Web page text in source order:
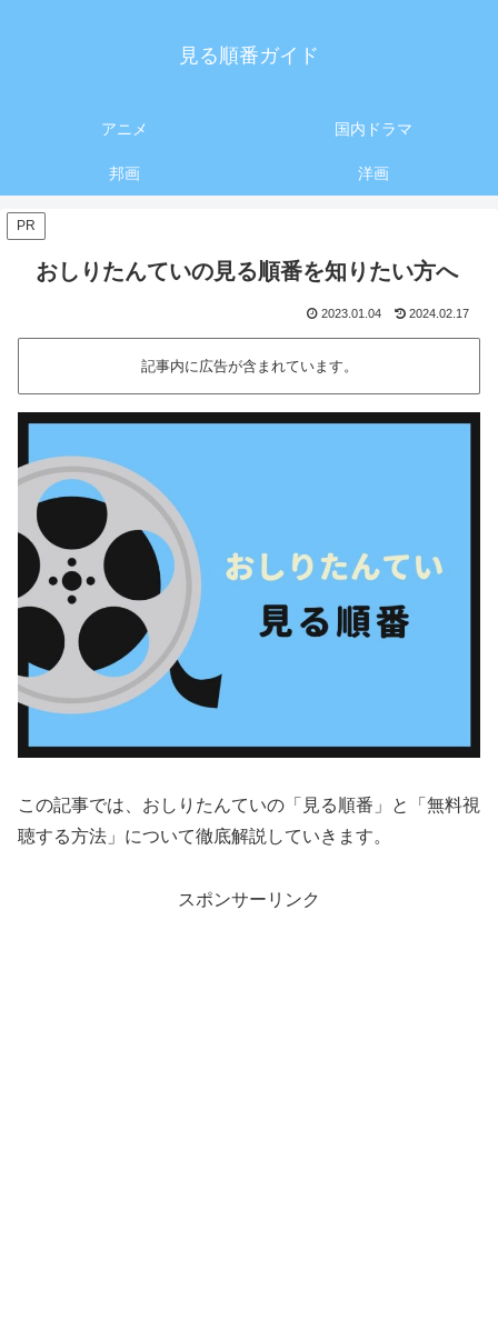
見る順番ガイド
アニメ 国内ドラマ
邦画 洋画
PR
おしりたんていの見る順番を知りたい方へ
2023.01.04 2024.02.17
記事内に広告が含まれています。
この記事では、おしりたんていの「見る順番」と「無料視
聴する方法」について徹底解説していきます。
スポンサーリンク